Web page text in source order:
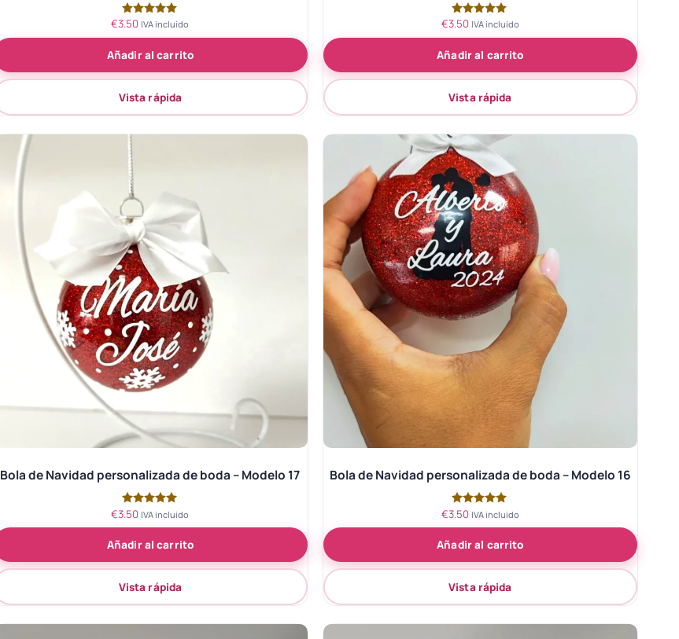
Valorado
de 5
€3.50 IVA incluido
Añadir al carrito
Vista rápida
Valorado
de 5
€3.50 IVA incluido
Añadir al carrito
Vista rápida
Bola de Navidad personalizada de boda – Modelo 17
Valorado
de 5
€3.50 IVA incluido
Añadir al carrito
Vista rápida
Bola de Navidad personalizada de boda – Modelo 16
Valorado
de 5
€3.50 IVA incluido
Añadir al carrito
Vista rápida